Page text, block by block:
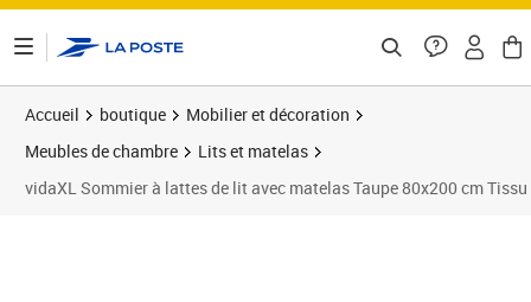
Accueil boutique
Mobilier et décoration
Meubles de chambre
Lits et matelas
vidaXL Sommier à lattes de lit avec matelas Taupe 80x200 cm Tissu